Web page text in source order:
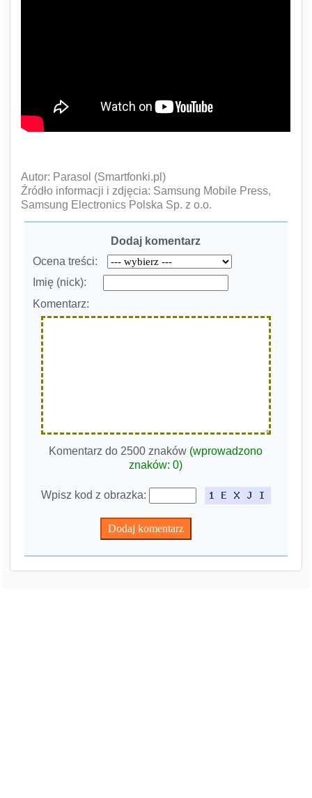
Autor: Parasol (Smartfonki.pl)
Źródło informacji i zdjęcia: Samsung Mobile Press,
Samsung Electronics Polska Sp. z o.o.
Dodaj komentarz
Ocena treści:
Imię (nick):
Komentarz:
Komentarz do 2500 znaków (wprowadzono
znaków:0)
Wpisz kod z obrazka: